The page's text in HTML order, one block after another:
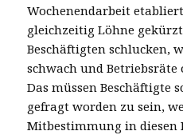
Wochenendarbeit
gleichzeitig Löhne
Beschäftigten schlucken,
schwach und
Das müssen Beschäftigte
gefragt worden zu sein,
Mitbestimmung in diesen